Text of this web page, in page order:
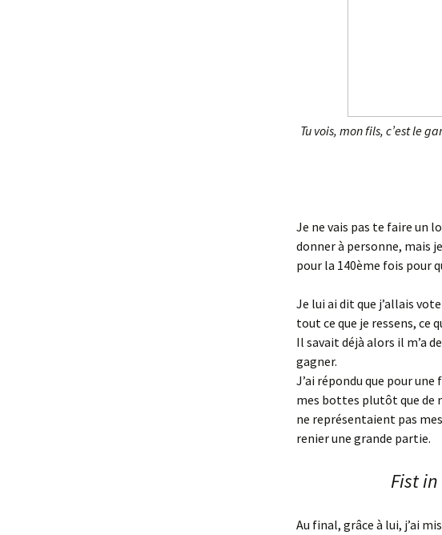
Tu vois, mon fils, c’est le
Je ne vais pas te faire un
donner à personne, mais
pour la 140ème fois pour
Je lui ai dit que j’allais
tout ce que je ressens, ce
Il savait déjà alors il m’a
gagner.
J’ai répondu que pour
mes bottes plutôt que de
ne représentaient pas
renier une grande partie.
Fist
Au final, grâce à lui, j’ai